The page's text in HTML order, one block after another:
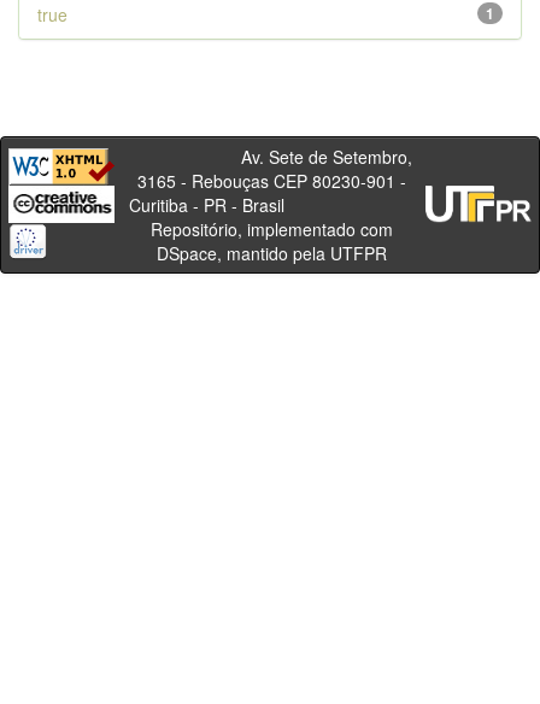
1
true
Av. Sete de Setembro,
3165 - Rebouças CEP 80230-901 -
Curitiba - PR - Brasil
Repositório, implementado com
DSpace, mantido pela UTFPR